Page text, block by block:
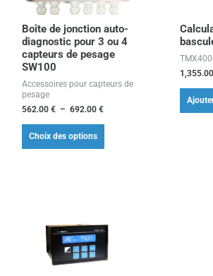
Boîte de jonction auto-
diagnostic pour 3 ou 4
capteurs de pesage
SW100
Accessoires pour capteurs de
pesage
562.00 € – 692.00 €
Choix des options
variations.
Les
options
peuvent
être
page
TMX400
1,355.00
produit
plusieurs